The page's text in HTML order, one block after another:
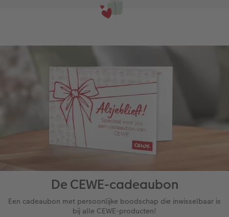
De CEWE-cadeaubon
Een cadeaubon met persoonlijke boodschap die inwisselbaar is
bij alle CEWE-producten!